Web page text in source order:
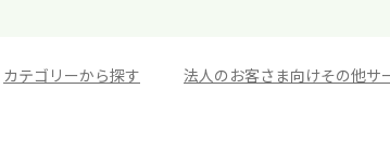
カテゴリーから探す 法人のお客さま向けその他サ